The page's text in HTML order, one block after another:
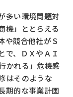
多い環境問題対
機」ととらえる
や競合他社がＳ
で、ＤＸやＡＩ
かれる」危機感
はそのような
期的な事業計画